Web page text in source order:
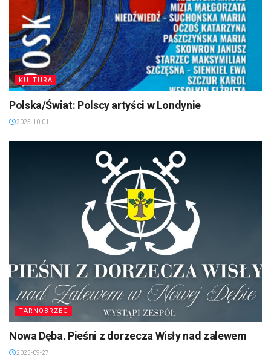
KULTURA
Polska/Świat: Polscy artyści w Londynie
2025-10-01
TARNOBRZEG
Nowa Dęba. Pieśni z dorzecza Wisły nad zalewem
2025-09-27